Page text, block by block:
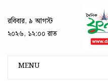
রবিবার, ৯ আগস্ট
২০২৬, ১২:০০ রাত
MENU